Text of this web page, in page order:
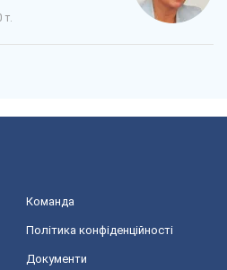
т.
Команда
Політика конфіденційності
Документи